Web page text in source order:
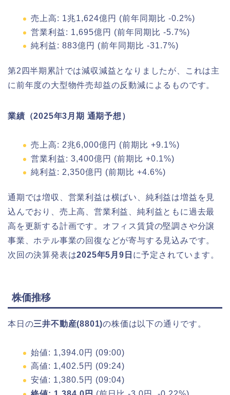
売上高: 1兆1,624億円 (前年同期比 -0.2%)
営業利益: 1,695億円 (前年同期比 -5.7%)
純利益: 883億円 (前年同期比 -31.7%)
第2四半期累計では減収減益となりましたが、これは主
に前年度の大型物件売却益の反動減によるものです。
業績（2025年3月期 通期予想）
売上高: 2兆6,000億円 (前期比 +9.1%)
営業利益: 3,400億円 (前期比 +0.1%)
純利益: 2,350億円 (前期比 +4.6%)
通期では増収、営業利益は横ばい、純利益は増益を見
込んでおり、売上高、営業利益、純利益ともに過去最
高を更新する計画です。オフィス賃貸の堅調さや分譲
事業、ホテル事業の回復などが寄与する見込みです。
次回の決算発表は2025年5月9日 に予定されています。
株価推移
本日の三井不動産(8801)の株価は以下の通りです。
始値: 1,394.0円 (09:00)
高値: 1,402.5円 (09:24)
安値: 1,380.5円 (09:04)